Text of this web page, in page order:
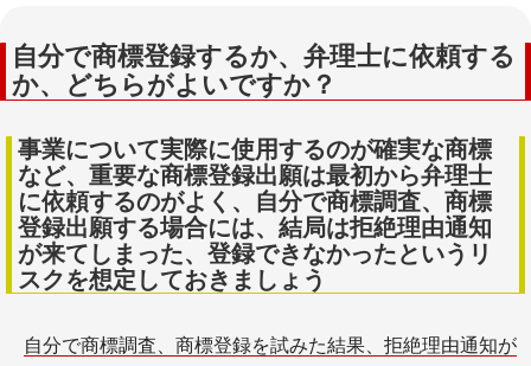
自分で商標登録するか、弁理士に依頼する
か、どちらがよいですか？
事業について実際に使用するのが確実な商標
など、重要な商標登録出願は最初から弁理士
に依頼するのがよく、自分で商標調査、商標
登録出願する場合には、結局は拒絶理由通知
が来てしまった、登録できなかったというリ
スクを想定しておきましょう
自分で商標調査、商標登録を試みた結果、拒絶理由通知が